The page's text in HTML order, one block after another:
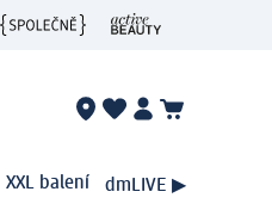
XXL balení dmLIVE ▶